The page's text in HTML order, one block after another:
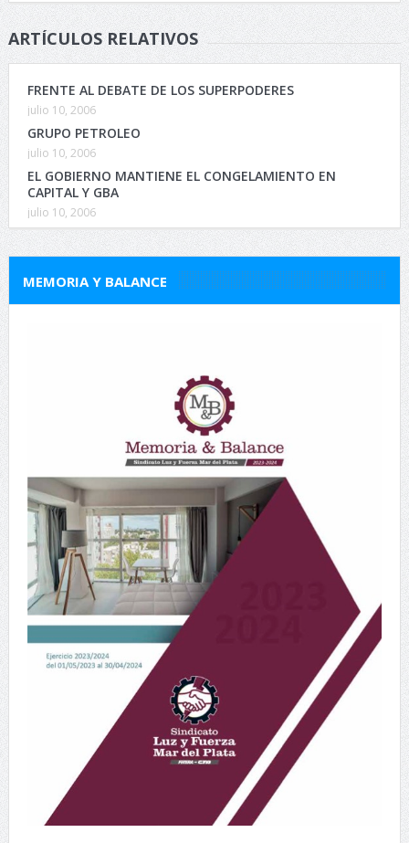
ARTÍCULOS RELATIVOS
FRENTE AL DEBATE DE LOS SUPERPODERES
julio 10, 2006
GRUPO PETROLEO
julio 10, 2006
EL GOBIERNO MANTIENE EL CONGELAMIENTO EN
CAPITAL Y GBA
julio 10, 2006
MEMORIA Y BALANCE